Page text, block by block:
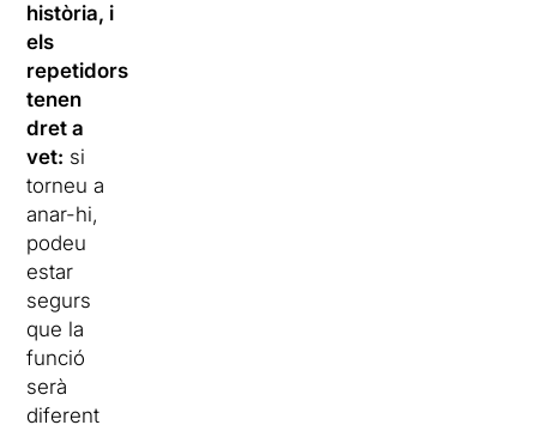
història, i
els
repetidors
tenen
dret a
vet: si
torneu a
anar-hi,
podeu
estar
segurs
que la
funció
serà
diferent